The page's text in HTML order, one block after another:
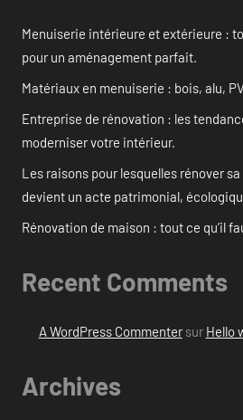
Menuiserie intérieure et extérieure :
pour un aménagement parfait.
Matériaux en menuiserie : bois, alu,
Entreprise de rénovation : les
moderniser votre intérieur.
Les raisons pour lesquelles rénover
devient un acte patrimonial,
Rénovation de maison : tout ce qu’il
Recent Comments
A WordPress Commentersur Hello
Archives